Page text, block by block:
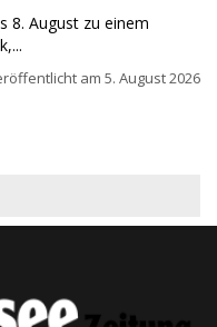
8. August zu einem
am 5. August 2026